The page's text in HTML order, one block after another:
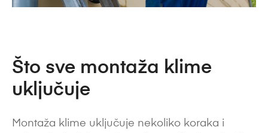
Što sve montaža klime
uključuje
Montaža klime uključuje nekoliko koraka i